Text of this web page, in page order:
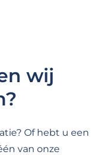
wij
Of hebt u een
van onze